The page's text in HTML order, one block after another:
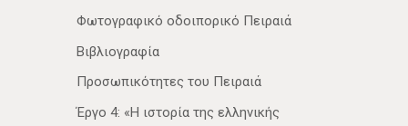
Φωτογραφικό οδοιπορικό Πειραιά
Βιβλιογραφία
Προσωπικότητες του Πειραιά
Έργο 4: «Η ιστορία της ελληνικής